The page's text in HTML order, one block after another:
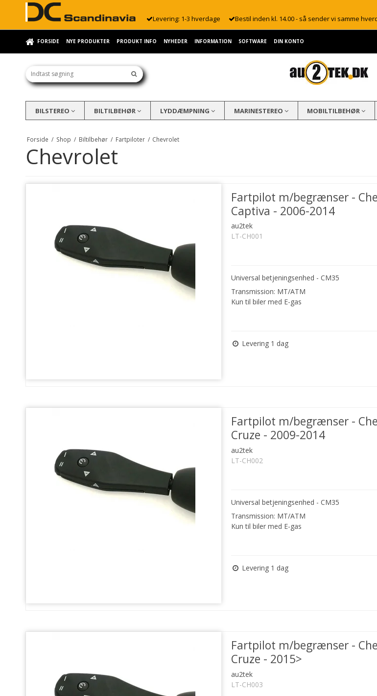
Levering: 1-3 hverdage Bestil inden kl. 14.00 - så sender vi samme
FORSIDE NYE PRODUKTER PRODUKT INFO NYHEDER INFORMATION SOFTWARE DIN KONTO
BILSTEREO BILTILBEHØR LYDDÆMPNING MARINESTEREO MOBILTILBEHØR
Forside / Shop / Biltilbehør / Fartpiloter / Chevrolet
Chevrolet
Fartpilot m/begrænser -
Captiva - 2006-2014
au2tek
LT-CH001
Universal betjeningsenhed - CM35
Transmission: MT/ATM
Kun til biler med E-gas
Levering 1 dag
Fartpilot m/begrænser -
Cruze - 2009-2014
au2tek
LT-CH002
Universal betjeningsenhed - CM35
Transmission: MT/ATM
Kun til biler med E-gas
Levering 1 dag
Fartpilot m/begrænser -
Cruze - 2015>
au2tek
LT-CH003